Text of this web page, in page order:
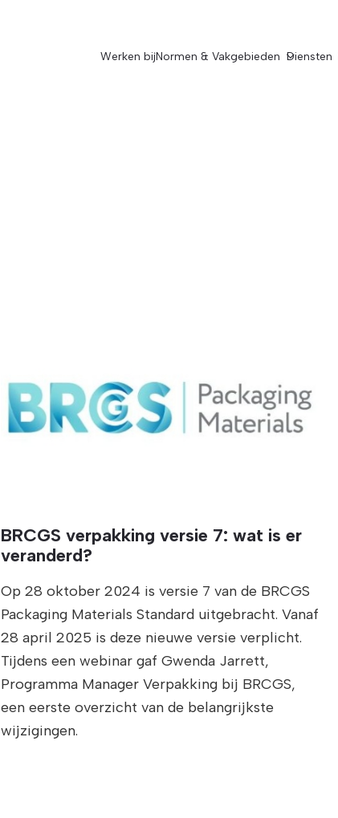
Werken bijNormen & Vakgebieden Diensten
BRCGS verpakking versie 7: wat is er
veranderd?
Op 28 oktober 2024 is versie 7 van de BRCGS
Packaging Materials Standard uitgebracht. Vanaf
28 april 2025 is deze nieuwe versie verplicht.
Tijdens een webinar gaf Gwenda Jarrett,
Programma Manager Verpakking bij BRCGS,
een eerste overzicht van de belangrijkste
wijzigingen.